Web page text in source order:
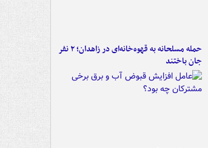
حمله مسلحانه به قهوه‌خانه‌ای در زاهدان؛ ۲ نفر
جان باختند